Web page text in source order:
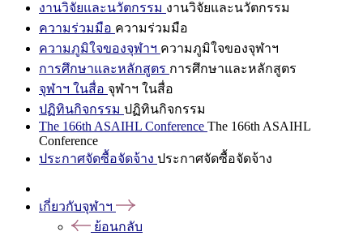
งานวิจัยและนวัตกรรม งานวิจัยและนวัตกรรม
ความร่วมมือ ความร่วมมือ
ความภูมิใจของจุฬาฯ ความภูมิใจของจุฬาฯ
การศึกษาและหลักสูตร การศึกษาและหลักสูตร
จุฬาฯ ในสื่อ จุฬาฯ ในสื่อ
ปฏิทินกิจกรรม ปฏิทินกิจกรรม
The 166th ASAIHL Conference The 166th ASAIHL
Conference
ประกาศจัดซื้อจัดจ้าง ประกาศจัดซื้อจัดจ้าง
เกี่ยวกับจุฬาฯ
ย้อนกลับ